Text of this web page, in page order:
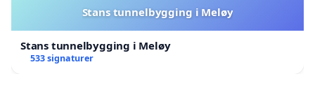
Stans tunnelbygging i Meløy
Stans tunnelbygging i Meløy
533 signaturer